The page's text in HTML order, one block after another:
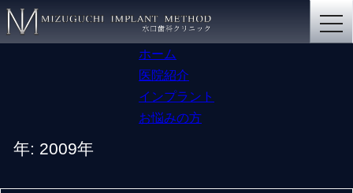
ホーム
医院紹介
インプラント
お悩みの方
年: 2009年